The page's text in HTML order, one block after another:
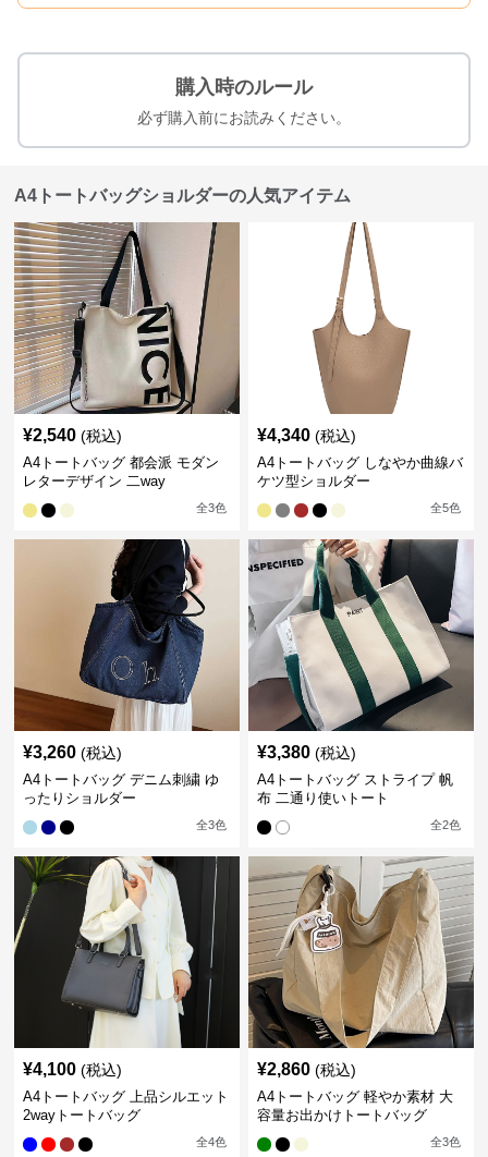
購入時のルール
必ず購入前にお読みください。
A4トートバッグショルダーの人気アイテム
¥2,540 (税込)
A4トートバッグ 都会派 モダン
レターデザイン 二way
全3色
¥4,340 (税込)
A4トートバッグ しなやか曲線バ
ケツ型ショルダー
全5色
¥3,260 (税込)
A4トートバッグ デニム刺繍 ゆ
ったりショルダー
全3色
¥3,380 (税込)
A4トートバッグ ストライプ 帆
布 二通り使いトート
全2色
¥4,100 (税込)
A4トートバッグ 上品シルエット
2wayトートバッグ
全4色
¥2,860 (税込)
A4トートバッグ 軽やか素材 大
容量お出かけトートバッグ
全3色